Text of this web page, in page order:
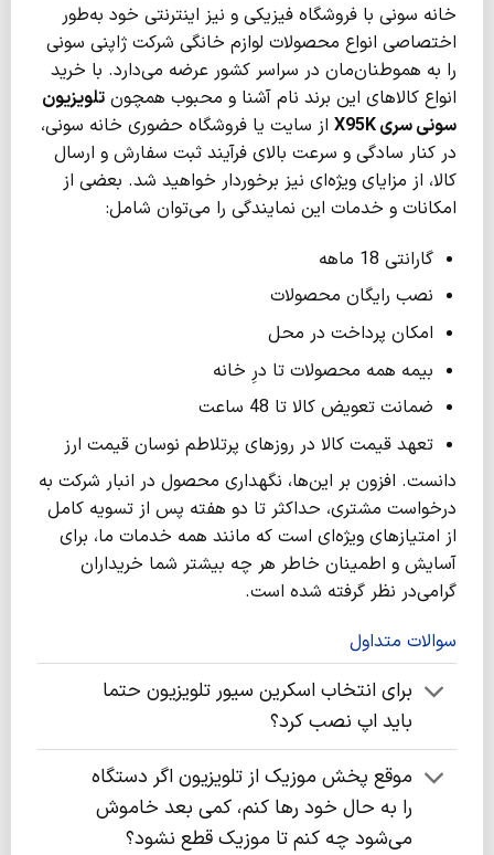
خانه سونی با فروشگاه فیزیکی و نیز اینترنتی خود به‌طور
اختصاصی انواع محصولات لوازم خانگی شرکت ژاپنی سونی
را به هموطنان‌مان در سراسر کشور عرضه می‌دارد. با خرید
انواع کالاهای این برند نام آشنا و محبوب‌‌ همچون تلویزیون
سونی سریX95K از سایت یا فروشگاه حضوری خانه سونی،
در کنار سادگی و سرعت بالای فرآیند ثبت سفارش و ارسال
کالا، از مزایای ویژه‌ای نیز برخوردار خواهید شد. بعضی از
امکانات و خدمات این نمایندگی را می‌توان شامل:
گارانتی 18 ماهه
نصب رایگان محصولات
امکان پرداخت در محل
بیمه همه محصولات تا درِ خانه
ضمانت تعویض کالا تا 48 ساعت
تعهد قیمت کالا در روزهای پرتلاطم نوسان قیمت ارز
دانست. افزون بر این‌ها، نگهداری محصول در انبار شرکت به
درخواست مشتری، حداکثر تا دو هفته پس از تسویه کامل
از امتیازهای ویژه‌‍‌ای‌ است که مانند همه خدمات ما، برای
آسایش و اطمینان خاطر هر چه بیشتر شما خریداران
گرا‌می‌در نظر گرفته شده است.
سوالات متداول
برای انتخاب اسکرین سیور ‌‌‌‌تلویزیون حتما
باید اپ نصب کرد؟
موقع پخش موزیک از تلویزیون اگر دستگاه
را به حال خود رها کنم، کمی بعد خاموش
می‌شود چه کنم تا موزیک قطع نشود؟